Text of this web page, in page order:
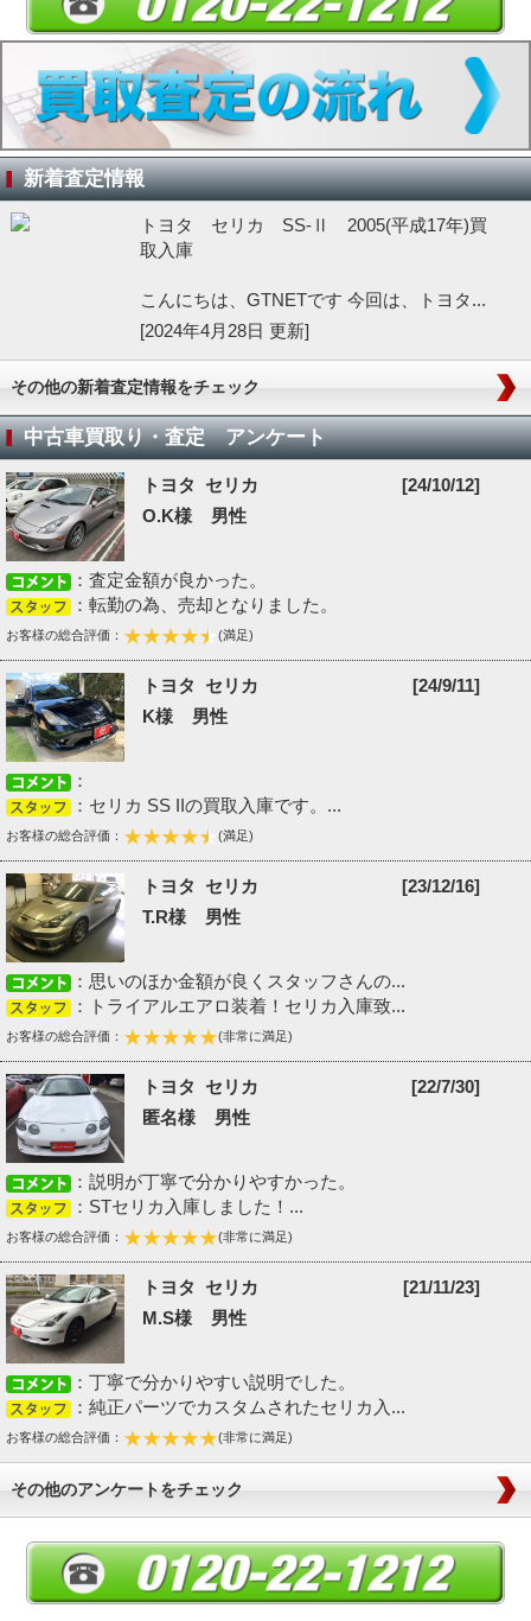
新着査定情報
トヨタ セリカ SS-Ⅱ 2005(平成17年)買
取入庫
こんにちは、GTNETです 今回は、トヨタ...
[2024年4月28日 更新]
その他の新着査定情報をチェック
中古車買取り・査定 アンケート
トヨタ セリカ
[24/10/12]
O.K様 男性
：査定金額が良かった。
：転勤の為、売却となりました。
お客様の総合評価： (満足)
トヨタ セリカ
[24/9/11]
K様 男性
：
：セリカ SS IIの買取入庫です。...
お客様の総合評価： (満足)
トヨタ セリカ
[23/12/16]
T.R様 男性
：思いのほか金額が良くスタッフさんの...
：トライアルエアロ装着！セリカ入庫致...
お客様の総合評価： (非常に満足)
トヨタ セリカ
[22/7/30]
匿名様 男性
：説明が丁寧で分かりやすかった。
：STセリカ入庫しました！...
お客様の総合評価： (非常に満足)
トヨタ セリカ
[21/11/23]
M.S様 男性
：丁寧で分かりやすい説明でした。
：純正パーツでカスタムされたセリカ入...
お客様の総合評価： (非常に満足)
その他のアンケートをチェック